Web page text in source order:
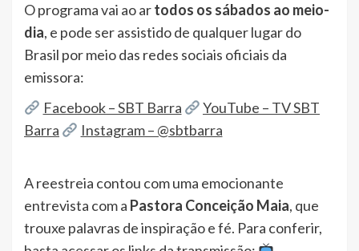
O programa vai ao artodos os sábados ao meio-
dia, e pode ser assistido de qualquer lugar do
Brasil por meio das redes sociais oficiais da
emissora:
Facebook – SBT Barra
YouTube – TV SBT
Barra
Instagram – @sbtbarra
A reestreia contou com uma emocionante
entrevista com a Pastora Conceição Maia, que
trouxe palavras de inspiração e fé. Para conferir,